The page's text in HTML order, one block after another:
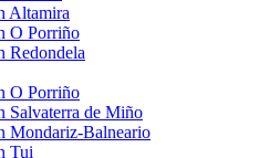
Altamira
O Porriño
Redondela
O Porriño
Salvaterra de Miño
Mondariz-Balneario
Tui